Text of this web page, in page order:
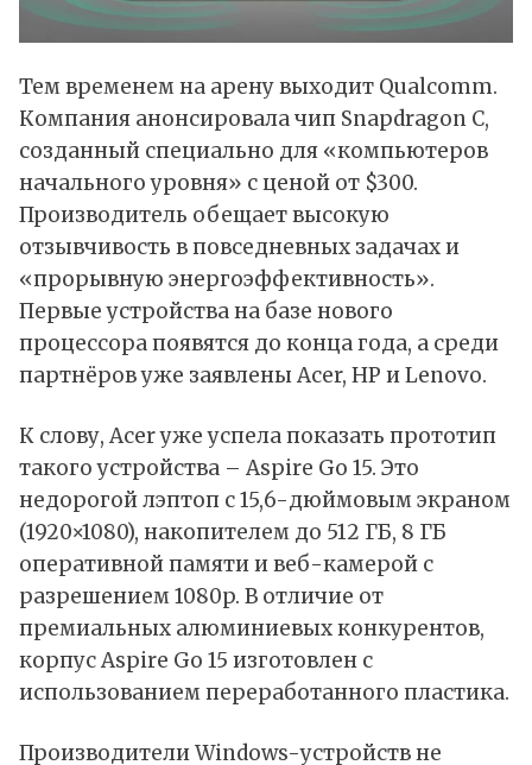
Тем временем на арену выходит Qualcomm.
Компания анонсировалачип Snapdragon C,
созданный специально для «компьютеров
начального уровня» с ценой от $300.
Производитель обещает высокую
отзывчивость в повседневных задачах и
«прорывную энергоэффективность».
Первые устройства на базе нового
процессора появятся до конца года, а среди
партнёров уже заявлены Acer, HP и Lenovo.
К слову, Acer уже успелапоказать прототип
такого устройства – Aspire Go 15. Это
недорогой лэптоп с 15,6-дюймовым экраном
(1920×1080), накопителем до 512 ГБ, 8 ГБ
оперативной памяти и веб-камерой с
разрешением 1080p. В отличие от
премиальных алюминиевых конкурентов,
корпус Aspire Go 15 изготовлен с
использованием переработанного пластика.
Производители Windows-устройств не